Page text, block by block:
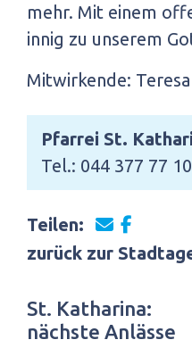
mehr. Mit einem
innig zu unserem
Mitwirkende:
Pfarrei St.
Tel.: 044 377 77 10
Teilen:
zurück zur
St. Katharina:
nächste Anlässe